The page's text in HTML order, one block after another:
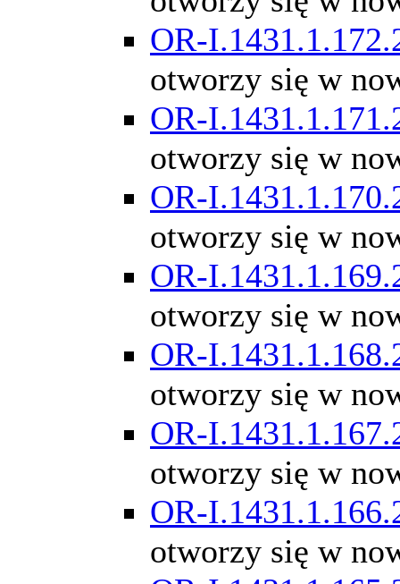
OR-
otworzy się w
OR-
otworzy się w
OR-
otworzy się w
OR-
otworzy się w
OR-
otworzy się w
OR-
otworzy się w
OR-
otworzy się w